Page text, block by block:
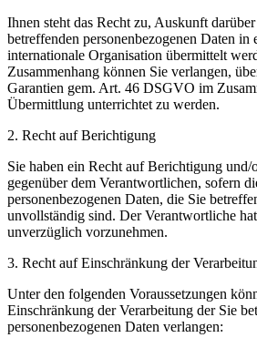
Ihnen steht das Recht zu, Auskunft
betreffenden personenbezogenen Daten
internationale Organisation übermittelt
Zusammenhang können Sie verlangen,
Garantien gem. Art. 46 DSGVO im
Übermittlung unterrichtet zu werden.
2. Recht auf Berichtigung
Sie haben ein Recht auf Berichtigung
gegenüber dem Verantwortlichen, sofern
personenbezogenen Daten, die Sie
unvollständig sind. Der Verantwortliche
unverzüglich vorzunehmen.
3. Recht auf Einschränkung der
Unter den folgenden Voraussetzungen
Einschränkung der Verarbeitung der Sie
personenbezogenen Daten verlangen: